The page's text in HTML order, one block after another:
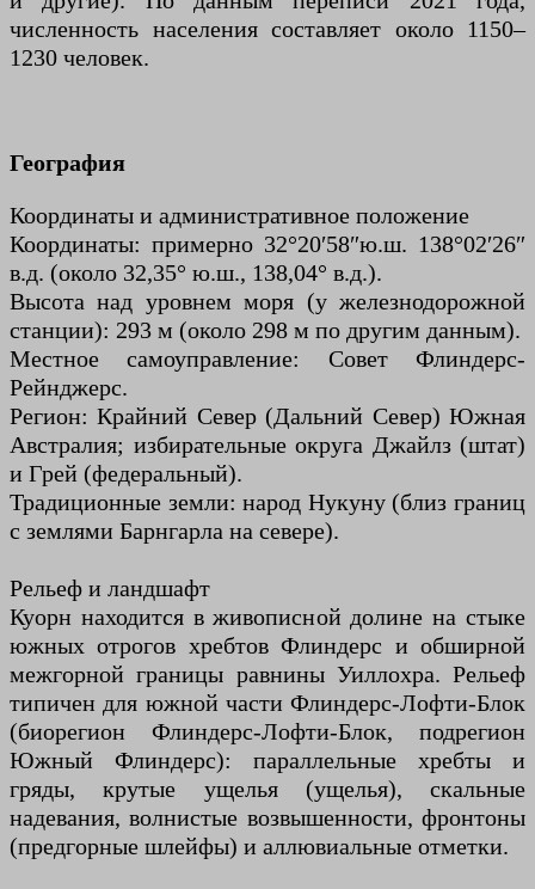
численность населения составляет около 1150–
1230 человек.
География
Координаты и административное положение
Координаты: примерно 32°20′58″ю.ш. 138°02′26″
в.д. (около 32,35° ю.ш., 138,04° в.д.).
Высота над уровнем моря (у железнодорожной
станции): 293 м (около 298 м по другим данным).
Местное самоуправление: Совет Флиндерс-
Рейнджерс.
Регион: Крайний Север (Дальний Север) Южная
Австралия; избирательные округа Джайлз (штат)
и Грей (федеральный).
Традиционные земли: народ Нукуну (близ границ
с землями Барнгарла на севере).
Рельеф и ландшафт
Куорн находится в живописной долине на стыке
южных отрогов хребтов Флиндерс и обширной
межгорной границы равнины Уиллохра. Рельеф
типичен для южной части Флиндерс-Лофти-Блок
(биорегион Флиндерс-Лофти-Блок, подрегион
Южный Флиндерс): параллельные хребты и
гряды, крутые ущелья (ущелья), скальные
надевания, волнистые возвышенности, фронтоны
(предгорные шлейфы) и аллювиальные отметки.